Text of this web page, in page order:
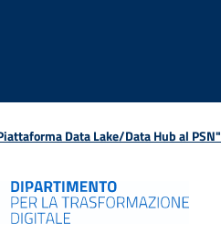
Data Lake/Data Hub al PSN"